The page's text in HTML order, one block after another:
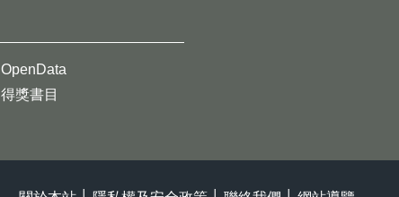
OpenData
得獎書目